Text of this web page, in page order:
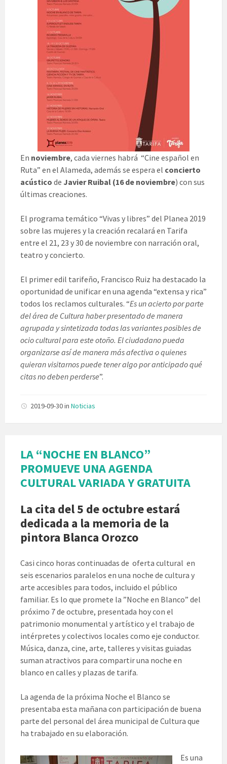
En noviembre, cada viernes habrá “Cine español en
Ruta” en el Alameda, además se espera el concierto
acústico de Javier Ruibal (16 de noviembre) con sus
últimas creaciones.
El programa temático “Vivas y libres” del Planea 2019
sobre las mujeres y la creación recalará en Tarifa
entre el 21, 23 y 30 de noviembre con narración oral,
teatro y concierto.
El primer edil tarifeño, Francisco Ruiz ha destacado la
oportunidad de unificar en una agenda “extensa y rica”
todos los reclamos culturales. “Es un acierto por parte
del área de Cultura haber presentado de manera
agrupada y sintetizada todas las variantes posibles de
ocio cultural para este otoño. El ciudadano pueda
organizarse así de manera más afectiva o quienes
quieran visitarnos puede tener algo por anticipado qué
citas no deben perderse”.
2019-09-30in Noticias
LA “NOCHE EN BLANCO”
PROMUEVE UNA AGENDA
CULTURAL VARIADA Y GRATUITA
La cita del 5 de octubre estará
dedicada a la memoria de la
pintora Blanca Orozco
Casi cinco horas continuadas de oferta cultural en
seis escenarios paralelos en una noche de cultura y
arte accesibles para todos, incluido el público
familiar. Es lo que promete la ”Noche en Blanco” del
próximo 7 de octubre, presentada hoy con el
patrimonio monumental y artístico y el trabajo de
intérpretes y colectivos locales como eje conductor.
Música, danza, cine, arte, talleres y visitas guiadas
suman atractivos para compartir una noche en
blanco en calles y plazas de tarifa.
La agenda de la próxima Noche el Blanco se
presentaba esta mañana con participación de buena
parte del personal del área municipal de Cultura que
ha trabajado en su elaboración.
Es una